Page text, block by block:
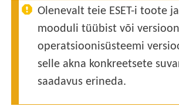
Olenevalt teie ESET-i toote
mooduli tüübist või
operatsioonisüsteemi
selle akna konkreetsete
saadavus erineda.